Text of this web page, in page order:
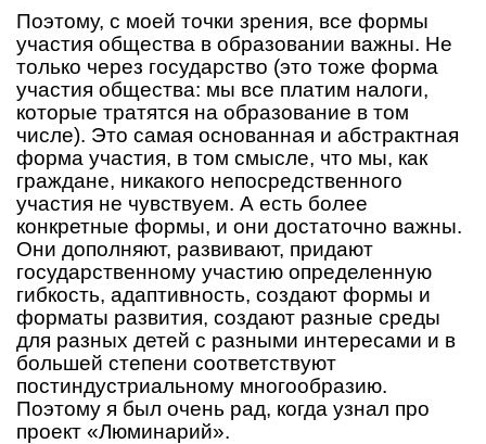
Поэтому, с моей точки зрения, все формы
участия общества в образовании важны. Не
только через государство (это тоже форма
участия общества: мы все платим налоги,
которые тратятся на образование в том
числе). Это самая основанная и абстрактная
форма участия, в том смысле, что мы, как
граждане, никакого непосредственного
участия не чувствуем. А есть более
конкретные формы, и они достаточно важны.
Они дополняют, развивают, придают
государственному участию определенную
гибкость, адаптивность, создают формы и
форматы развития, создают разные среды
для разных детей с разными интересами и в
большей степени соответствуют
постиндустриальному многообразию.
Поэтому я был очень рад, когда узнал про
проект «Люминарий».